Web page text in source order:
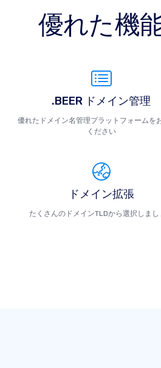
優れた機
.BEER ドメイン管理
優れたドメイン名管理プラットフォームを
ください
ドメイン拡張
たくさんのドメインTLDから選択しまし